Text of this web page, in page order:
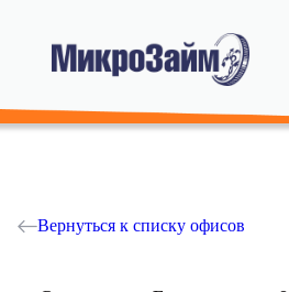
Вернуться к списку офисов